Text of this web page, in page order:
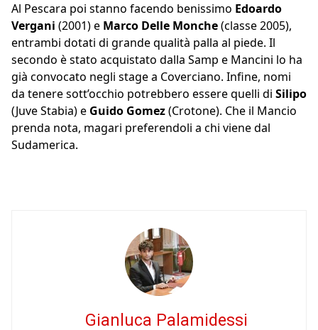
Al Pescara poi stanno facendo benissimo Edoardo
Vergani (2001) e Marco Delle Monche(classe 2005),
entrambi dotati di grande qualità palla al piede. Il
secondo è stato acquistato dalla Samp e Mancini lo ha
già convocato negli stage a Coverciano. Infine, nomi
da tenere sott’occhio potrebbero essere quelli di Silipo
(Juve Stabia) e Guido Gomez(Crotone). Che il Mancio
prenda nota, magari preferendoli a chi viene dal
Sudamerica.
Gianluca Palamidessi